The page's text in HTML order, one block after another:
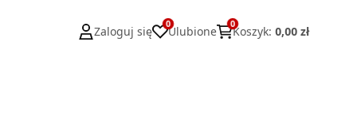
Zaloguj się
0
Ulubione
0
Koszyk: 0,00 zł